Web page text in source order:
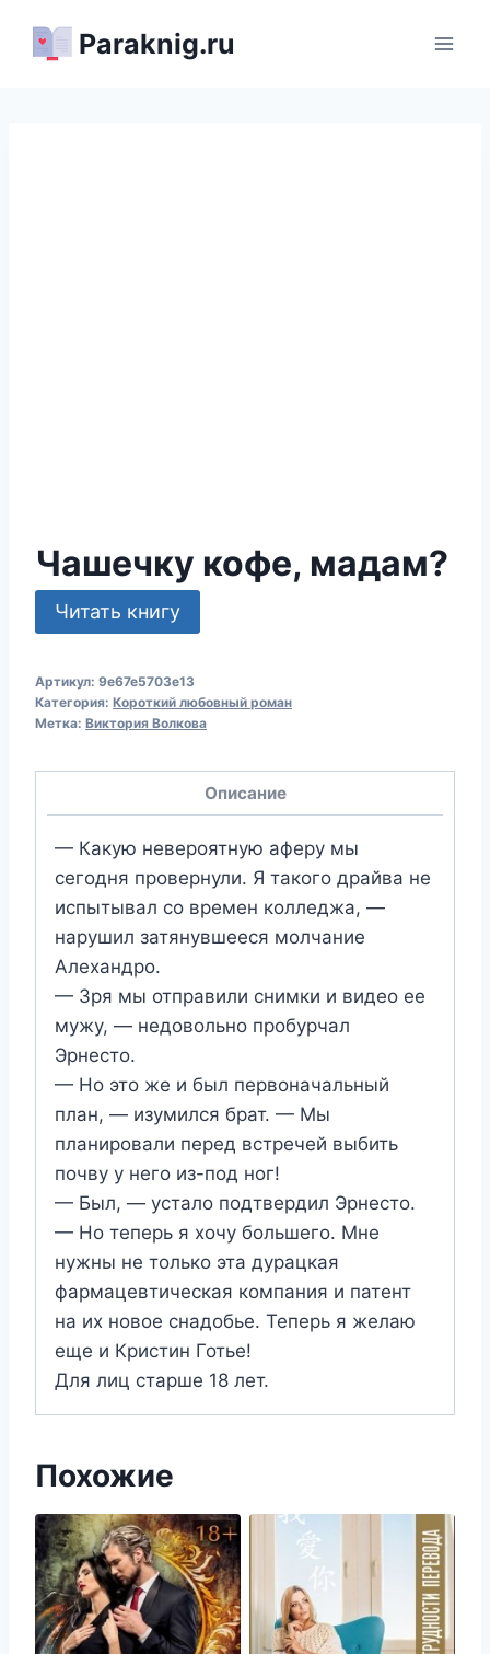
Paraknig.ru
Чашечку кофе, мадам?
Читать книгу
Артикул: 9e67e5703e13
Категория: Короткий любовный роман
Метка: Виктория Волкова
Описание
— Какую невероятную аферу мы
сегодня провернули. Я такого драйва не
испытывал со времен колледжа, —
нарушил затянувшееся молчание
Алехандро.
— Зря мы отправили снимки и видео ее
мужу, — недовольно пробурчал
Эрнесто.
— Но это же и был первоначальный
план, — изумился брат. — Мы
планировали перед встречей выбить
почву у него из-под ног!
— Был, — устало подтвердил Эрнесто.
— Но теперь я хочу большего. Мне
нужны не только эта дурацкая
фармацевтическая компания и патент
на их новое снадобье. Теперь я желаю
еще и Кристин Готье!
Для лиц старше 18 лет.
Похожие